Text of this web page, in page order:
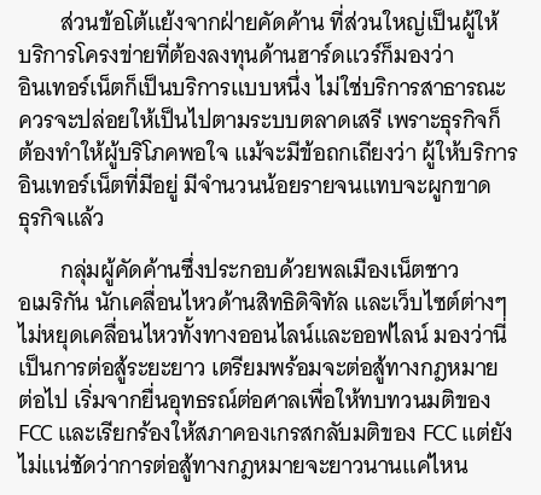
ส่วนข้อโต้แย้งจากฝ่ายคัดค้าน ที่ส่วนใหญ่เป็นผู้ให้
บริการโครงข่ายที่ต้องลงทุนด้านฮาร์ดแวร์ก็มองว่า
อินเทอร์เน็ตก็เป็นบริการแบบหนึ่ง ไม่ใช่บริการสาธารณะ
ควรจะปล่อยให้เป็นไปตามระบบตลาดเสรี เพราะธุรกิจก็
ต้องทำให้ผู้บริโภคพอใจ แม้จะมีข้อถกเถียงว่า ผู้ให้บริการ
อินเทอร์เน็ตที่มีอยู่ มีจำนวนน้อยรายจนแทบจะผูกขาด
ธุรกิจแล้ว
กลุ่มผู้คัดค้านซึ่งประกอบด้วยพลเมืองเน็ตชาว
อเมริกัน นักเคลื่อนไหวด้านสิทธิดิจิทัล และเว็บไซต์ต่างๆ
ไม่หยุดเคลื่อนไหวทั้งทางออนไลน์และออฟไลน์ มองว่านี่
เป็นการต่อสู้ระยะยาว เตรียมพร้อมจะต่อสู้ทางกฎหมาย
ต่อไป เริ่มจากยื่นอุทธรณ์ต่อศาลเพื่อให้ทบทวนมติของ
FCC และเรียกร้องให้สภาคองเกรสกลับมติของ FCC แต่ยัง
ไม่แน่ชัดว่าการต่อสู้ทางกฎหมายจะยาวนานแค่ไหน